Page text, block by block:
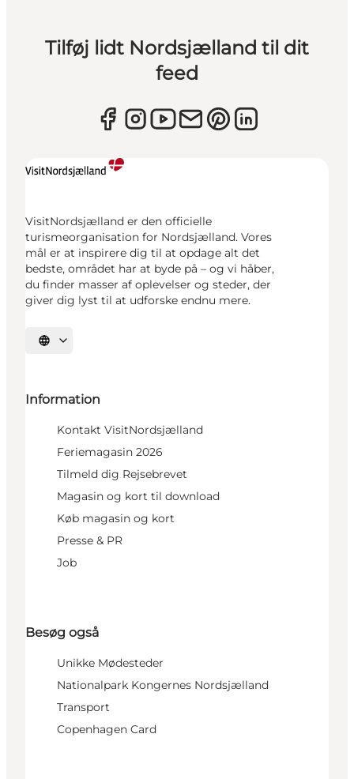
Tilføj lidt Nordsjælland til dit
feed
VisitNordsjælland er den officielle
turismeorganisation for Nordsjælland. Vores
mål er at inspirere dig til at opdage alt det
bedste, området har at byde på – og vi håber,
du finder masser af oplevelser og steder, der
giver dig lyst til at udforske endnu mere.
Vælg sprog
Information
Kontakt VisitNordsjælland
Feriemagasin 2026
Tilmeld dig Rejsebrevet
Magasin og kort til download
Køb magasin og kort
Presse & PR
Job
Besøg også
Unikke Mødesteder
Nationalpark Kongernes Nordsjælland
Transport
Copenhagen Card